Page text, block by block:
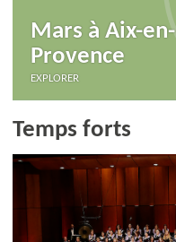
Mars à Aix-en-
Provence
EXPLORER
Temps forts